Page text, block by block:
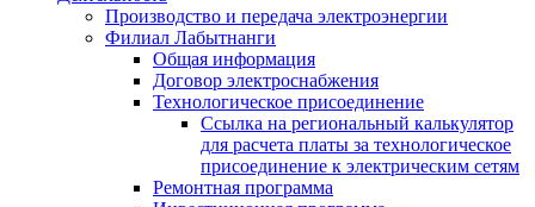
Производство и передача электроэнергии
Филиал Лабытнанги
Общая информация
Договор электроснабжения
Технологическое присоединение
Ссылка на региональный калькулятор
для расчета платы за технологическое
присоединение к электрическим сетям
Ремонтная программа